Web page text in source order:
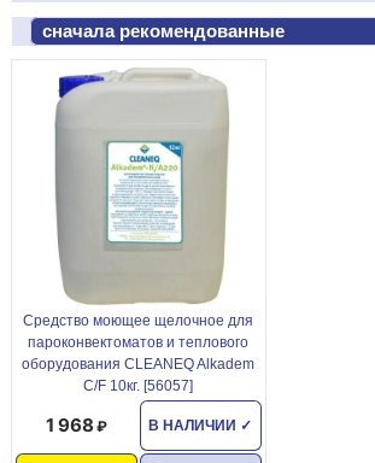
Средство моющее щелочное для
пароконвектоматов и теплового
оборудования CLEANEQ Alkadem
C/F 10кг. [56057]
В НАЛИЧИИ ✓
1 968